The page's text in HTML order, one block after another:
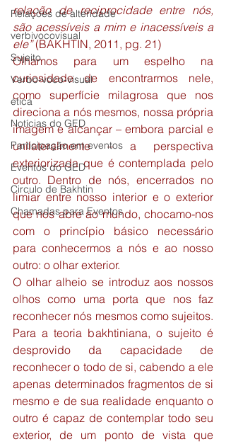
Relações de alteridade
verbivocovisual
Sujeito
Verbo-voco-visual
ética
Notícias do GED
Participação em eventos
Eventos do GED
Circulo de Bakhtin
Chamadas para Eventos
relação de reciprocidade entre nós,
são acessíveis a mim e inacessíveis a
ele” (BAKHTIN, 2011, pg. 21)
Olhamos para um espelho na
curiosidade de encontrarmos nele,
como superfície milagrosa que nos
direciona a nós mesmos, nossa própria
imagem e alcançar – embora parcial e
unilateralmente – a perspectiva
exteriorizada que é contemplada pelo
outro. Dentro de nós, encerrados no
limiar entre nosso interior e o exterior
que nos abre ao mundo, chocamo-nos
com o princípio básico necessário
para conhecermos a nós e ao nosso
outro: o olhar exterior.
O olhar alheio se introduz aos nossos
olhos como uma porta que nos faz
reconhecer nós mesmos como sujeitos.
Para a teoria bakhtiniana, o sujeito é
desprovido da capacidade de
reconhecer o todo de si, cabendo a ele
apenas determinados fragmentos de si
mesmo e de sua realidade enquanto o
outro é capaz de contemplar todo seu
exterior, de um ponto de vista que